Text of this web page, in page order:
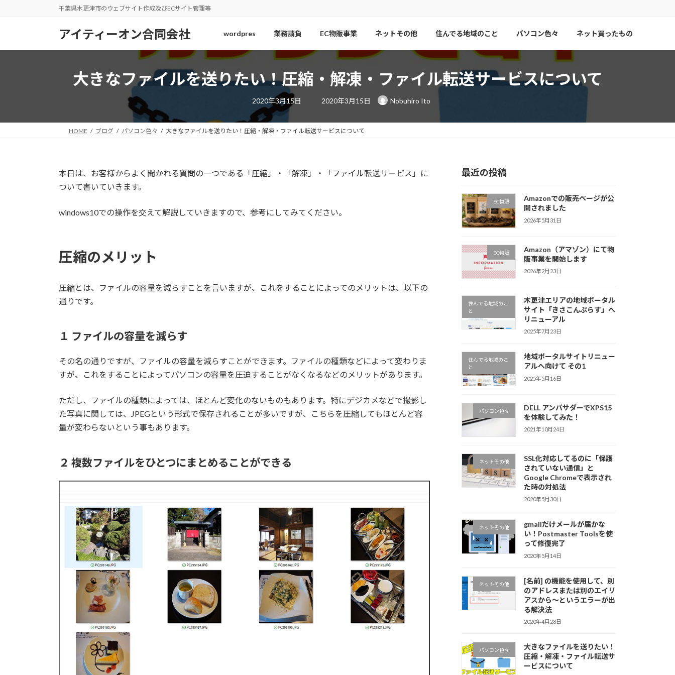
千葉県木更津市のウェブサイト作成及びECサイト管理等
アイティーオン合同会社 wordpres 業務請負 EC物販事業 ネットその他 住んでる地域のこと パソコン色々 ネット買ったもの
大きなファイルを送りたい！圧縮・解凍・ファイル転送サービスについて
2020年3月15日
最
終
日
時
2020年3月15日 Nobuhiro Ito
HOME ブログ パソコン色々 大きなファイルを送りたい！圧縮・解凍・ファイル転送サービスについて
本日は、お客様からよく聞かれる質問の一つである「圧縮」・「解凍」・「ファイル転送サービス」に
ついて書いていきます。
windows10での操作を交えて解説していきますので、参考にしてみてください。
圧縮のメリット
圧縮とは、ファイルの容量を減らすことを言いますが、これをすることによってのメリットは、以下の
通りです。
１ ファイルの容量を減らす
その名の通りですが、ファイルの容量を減らすことができます。ファイルの種類などによって変わりま
すが、これをすることによってパソコンの容量を圧迫することがなくなるなどのメリットがあります。
ただし、ファイルの種類によっては、ほとんど変化のないものもあります。特にデジカメなどで撮影し
た写真に関しては、JPEGという形式で保存されることが多いですが、こちらを圧縮してもほとんど容
量が変わらないという事もあります。
２ 複数ファイルをひとつにまとめることができる
最近の投稿
EC物販
Amazonでの販売ページが公
開されました
2026年5月31日
EC物販
Amazon（アマゾン）にて物
販事業を開始します
2026年2月23日
住んでる地域のこ
と
木更津エリアの地域ポータル
サイト「きさこんぷらす」へ
リニューアル
2025年7月23日
住んでる地域のこ
と
地域ポータルサイトリニュー
アルへ向けて その1
2025年5月16日
パソコン色々
DELL アンバサダーでXPS15
を体験してみた！
2021年10月24日
ネットその他
SSL化対応してるのに「保護
されていない通信」と
Google Chromeで表示され
た時の対処法
2020年5月30日
ネットその他
gmailだけメールが届かな
い！Postmaster Toolsを使
って修復完了
2020年5月14日
ネットその他
[名前] の機能を使用して、別
のアドレスまたは別のエイリ
アスから～というエラーが出
る解決法
2020年4月28日
パソコン色々
大きなファイルを送りたい！
圧縮・解凍・ファイル転送サ
ービスについて